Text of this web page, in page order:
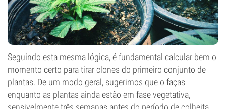
Seguindo esta mesma lógica, é fundamental calcular bem o
momento certo para tirar clones do primeiro conjunto de
plantas. De um modo geral, sugerimos que o faças
enquanto as plantas ainda estão em fase vegetativa,